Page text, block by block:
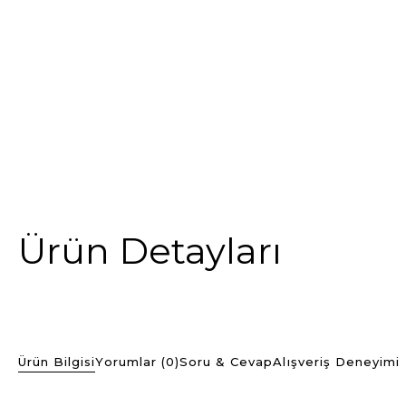
Ürün Detayları
Ürün BilgisiYorumlar (0)Soru & CevapAlışveriş Deneyimi